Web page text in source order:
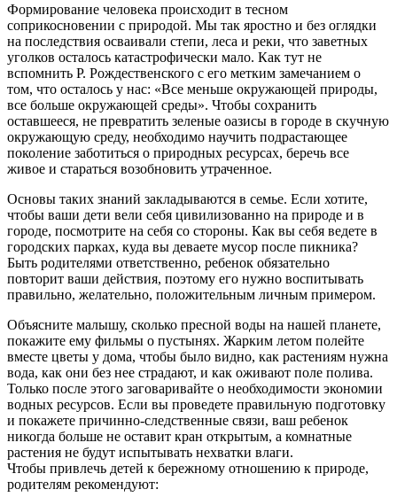
Формирование человека происходит в тесном
соприкосновении с природой. Мы так яростно и без оглядки
на последствия осваивали степи, леса и реки, что заветных
уголков осталось катастрофически мало. Как тут не
вспомнить Р. Рождественского с его метким замечанием о
том, что осталось у нас: «Все меньше окружающей природы,
все больше окружающей среды». Чтобы сохранить
оставшееся, не превратить зеленые оазисы в городе в скучную
окружающую среду, необходимо научить подрастающее
поколение заботиться о природных ресурсах, беречь все
живое и стараться возобновить утраченное.
Основы таких знаний закладываются в семье. Если хотите,
чтобы ваши дети вели себя цивилизованно на природе и в
городе, посмотрите на себя со стороны. Как вы себя ведете в
городских парках, куда вы деваете мусор после пикника?
Быть родителями ответственно, ребенок обязательно
повторит ваши действия, поэтому его нужно воспитывать
правильно, желательно, положительным личным примером.
Объясните малышу, сколько пресной воды на нашей планете,
покажите ему фильмы о пустынях. Жарким летом полейте
вместе цветы у дома, чтобы было видно, как растениям нужна
вода, как они без нее страдают, и как оживают поле полива.
Только после этого заговаривайте о необходимости экономии
водных ресурсов. Если вы проведете правильную подготовку
и покажете причинно-следственные связи, ваш ребенок
никогда больше не оставит кран открытым, а комнатные
растения не будут испытывать нехватки влаги.
Чтобы привлечь детей к бережному отношению к природе,
родителям рекомендуют: